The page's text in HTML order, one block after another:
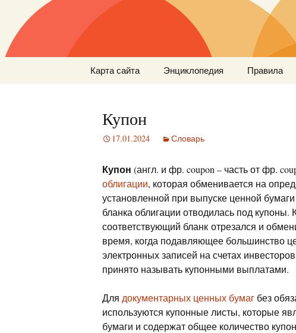
Карта сайта Энциклопедия Правила
Купон
17.01.2024 Словарь
Купон (англ. и фр. coupon – часть от фр.
облигации, которая обменивается на
установленной при выпуске ценной
бланка облигации отводилась под купоны.
соответствующий бланк отрезался и
время, когда подавляющее большинство
электронных записей на счетах
принято называть купонными выплатами.
Для документарных ценных бумаг без
используются купонные листы, которые
бумаги и содержат общее количество